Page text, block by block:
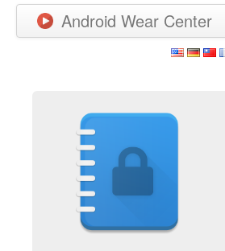
Android Wear Center
Games
New Releases
Watchfaces